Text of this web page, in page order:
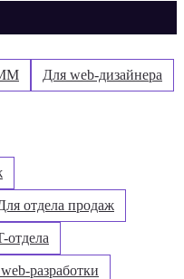
Для web-дизайнера
отдела продаж
отдела
разработки